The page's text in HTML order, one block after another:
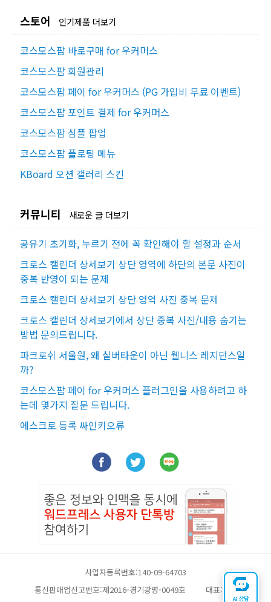
스토어 인기제품 더보기
코스모스팜 바로구매 for 우커머스
코스모스팜 회원관리
코스모스팜 페이 for 우커머스 (PG 가입비 무료 이벤트)
코스모스팜 포인트 결제 for 우커머스
코스모스팜 심플 팝업
코스모스팜 플로팅 메뉴
KBoard 오션 갤러리 스킨
커뮤니티 새로운 글 더보기
공유기 초기화, 누르기 전에 꼭 확인해야 할 설정과 순서
크로스 캘린더 상세보기 상단 영역에 하단의 본문 사진이
중복 반영이 되는 문제
크로스 캘린더 상세보기 상단 영역 사진 중복 문제
크로스 캘린더 상세보기에서 상단 중복 사진/내용 숨기는
방법 문의드립니다.
파크로쉬 서울원, 왜 실버타운이 아닌 웰니스 레지던스일
까?
코스모스팜 페이 for 우커머스 플러그인을 사용하려고 하
는데 몇가지 질문 드립니다.
에스크로 등록 싸인키오류
사업자등록번호:140-09-64703
통신판매업신고번호:제2016-경기광명-0049호
대표:채찬
AI 상담